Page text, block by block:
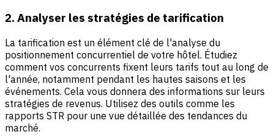
2. Analyser les stratégies de tarification
La tarification est un élément clé de l'analyse du
positionnement concurrentiel de votre hôtel. Étudiez
comment vos concurrents fixent leurs tarifs tout au long de
l'année, notamment pendant les hautes saisons et les
événements. Cela vous donnera des informations sur leurs
stratégies de revenus. Utilisez des outils comme les
rapports STR pour une vue détaillée des tendances du
marché.